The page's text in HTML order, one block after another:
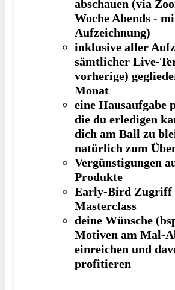
abschauen (via
Woche Abends -
Aufzeichnung)
inklusive aller
sämtlicher Live-
vorherige)
Monat
eine Hausaufgabe
die du erledigen
dich am Ball zu
natürlich zum
Vergünstigungen
Produkte
Early-Bird Zugriff
Masterclass
deine Wünsche
Motiven am Mal-
einreichen und
profitieren